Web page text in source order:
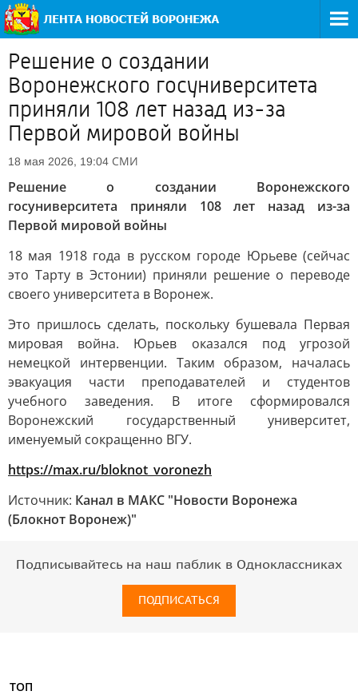
Решение о создании
Воронежского госуниверситета
приняли 108 лет назад из-за
Первой мировой войны
18 мая 2026, 19:04 СМИ
Решение о создании Воронежского
госуниверситета приняли 108 лет назад из-за
Первой мировой войны
18 мая 1918 года в русском городе Юрьеве (сейчас
это Тарту в Эстонии) приняли решение о переводе
своего университета в Воронеж.
Это пришлось сделать, поскольку бушевала Первая
мировая война. Юрьев оказался под угрозой
немецкой интервенции. Таким образом, началась
эвакуация части преподавателей и студентов
учебного заведения. В итоге сформировался
Воронежский государственный университет,
именуемый сокращенно ВГУ.
https://max.ru/bloknot_voronezh
Источник: Канал в МАКС "Новости Воронежа
(Блокнот Воронеж)"
Подписывайтесь на наш паблик в Одноклассниках
ПОДПИСАТЬСЯ
ТОП